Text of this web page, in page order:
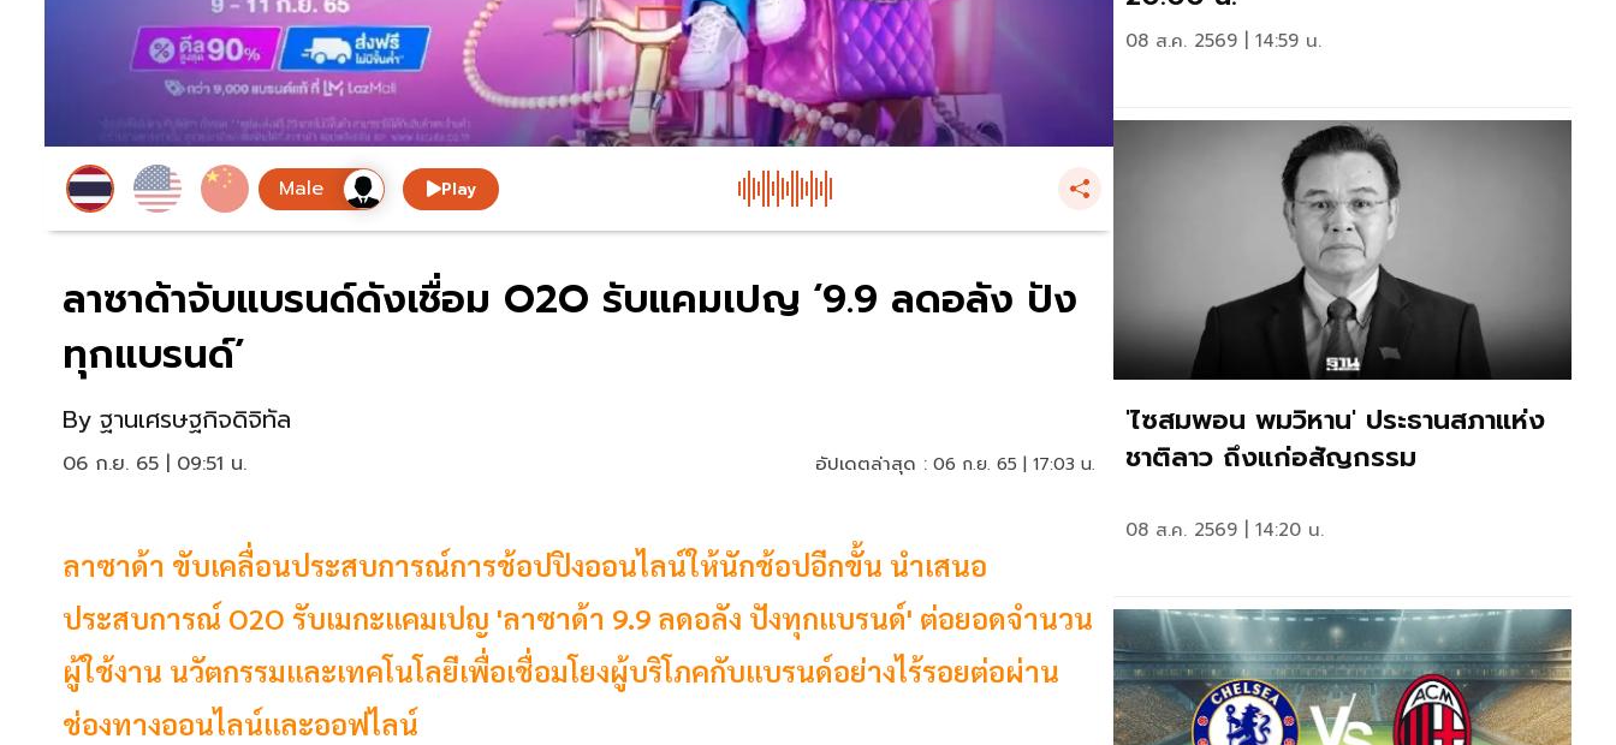
Play
ลาซาด้าจับแบรนด์ดังเชื่อม O2O รับแคมเปญ ‘9.9 ลดอลัง ปัง
ทุกแบรนด์’
By ฐานเศรษฐกิจดิจิทัล
06 ก.ย. 65 | 09:51 น. อัปเดตล่าสุด : 06 ก.ย. 65 | 17:03 น.
ลาซาด้า ขับเคลื่อนประสบการณ์การช้อปปิงออนไลน์ให้นักช้อปอีกขั้น นำเสนอ
ประสบการณ์ O2O รับเมกะแคมเปญ 'ลาซาด้า 9.9 ลดอลัง ปังทุกแบรนด์' ต่อยอดจำนวน
ผู้ใช้งาน นวัตกรรมและเทคโนโลยีเพื่อเชื่อมโยงผู้บริโภคกับแบรนด์อย่างไร้รอยต่อผ่าน
ช่องทางออนไลน์และออฟไลน์
08 ส.ค. 2569 | 14:59 น.
'ไซสมพอน พมวิหาน' ประธานสภาแห่ง
ชาติลาว ถึงแก่อสัญกรรม
08 ส.ค. 2569 | 14:20 น.